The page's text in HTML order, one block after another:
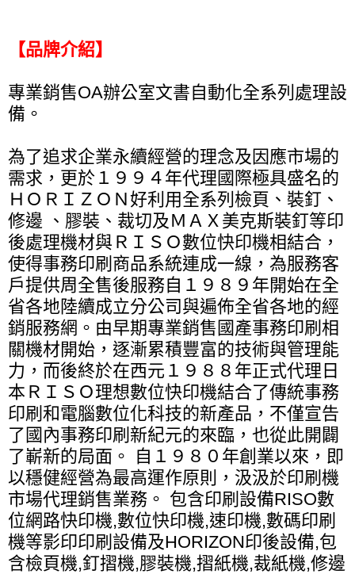
【品牌介紹】
專業銷售OA辦公室文書自動化全系列處理設
備。
為了追求企業永續經營的理念及因應市場的
需求，更於１９９４年代理國際極具盛名的
ＨＯＲＩＺＯＮ好利用全系列檢頁、裝釘、
修邊 、膠裝、裁切及ＭＡＸ美克斯裝釘等印
後處理機材與ＲＩＳＯ數位快印機相結合，
使得事務印刷商品系統連成一線，為服務客
戶提供周全售後服務自１９８９年開始在全
省各地陸續成立分公司與遍佈全省各地的經
銷服務網。由早期專業銷售國產事務印刷相
關機材開始，逐漸累積豐富的技術與管理能
力，而後終於在西元１９８８年正式代理日
本ＲＩＳＯ理想數位快印機結合了傳統事務
印刷和電腦數位化科技的新產品，不僅宣告
了國內事務印刷新紀元的來臨，也從此開闢
了嶄新的局面。 自１９８０年創業以來，即
以穩健經營為最高運作原則，汲汲於印刷機
市場代理銷售業務。 包含印刷設備RISO數
位網路快印機,數位快印機,速印機,數碼印刷
機等影印印刷設備及HORIZON印後設備,包
含檢頁機,釘摺機,膠裝機,摺紙機,裁紙機,修邊